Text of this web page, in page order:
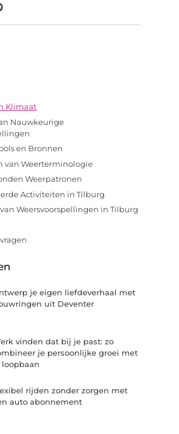
Klimaat
Nauwkeurige
en Bronnen
van Weerterminologie
Weerpatronen
Activiteiten in Tilburg
Weersvoorspellingen in Tilburg
je eigen liefdeverhaal met
uit Deventer
vinden dat bij je past: zo
je persoonlijke groei met
loopbaan
rijden zonder zorgen met
auto abonnement